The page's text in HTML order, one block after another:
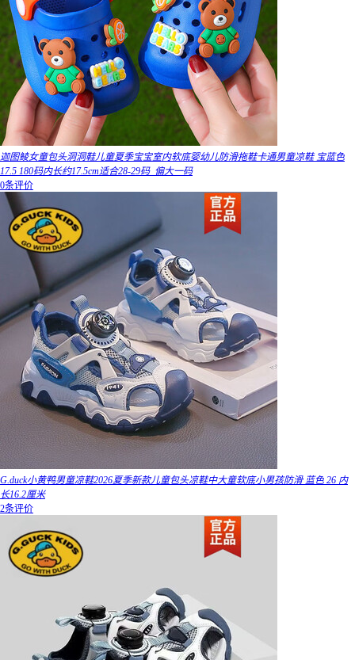
迦图鲮女童包头洞洞鞋儿童夏季宝宝室内软底婴幼儿防滑拖鞋卡通男童凉鞋 宝蓝色
17.5 180码内长约17.5cm适合28-29码_偏大一码
0条评价
G.duck小黄鸭男童凉鞋2026夏季新款儿童包头凉鞋中大童软底小男孩防滑 蓝色 26 内
长16.2厘米
2条评价